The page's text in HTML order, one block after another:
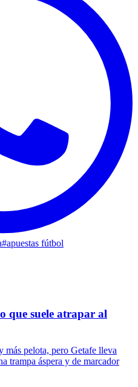
#apuestas fútbol
que suele atrapar al
más pelota, pero Getafe lleva
trampa áspera y de marcador